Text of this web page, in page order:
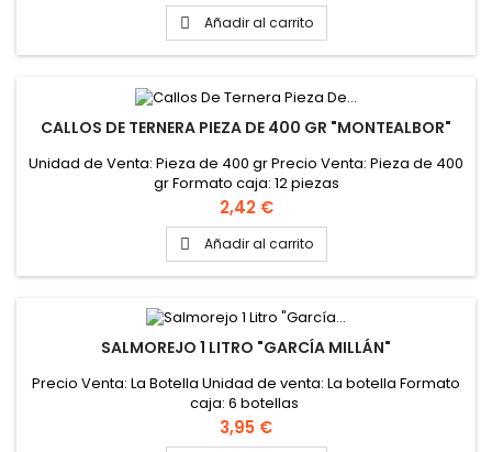
 Añadir al carrito
CALLOS DE TERNERA PIEZA DE 400 GR "MONTEALBOR"
Unidad de Venta: Pieza de 400 gr Precio Venta: Pieza de 400
gr Formato caja: 12 piezas
Precio
2,42 €
 Añadir al carrito
SALMOREJO 1 LITRO "GARCÍA MILLÁN"
Precio Venta: La Botella Unidad de venta: La botella Formato
caja: 6 botellas
Precio
3,95 €